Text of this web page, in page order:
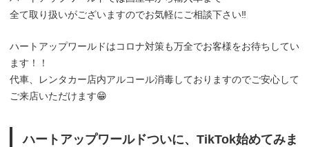
全て取り扱いがございますのでお気軽にご相談下さい‼️
ハートアップワールドはコロナ対策も万全でお客様をお待ちしてい
ます！！
代車、レンタカー店内アルコール消毒しておりますのでご安心して
ご来店いただけます😁
ハートアップワールドついに、TikTok始めてみま